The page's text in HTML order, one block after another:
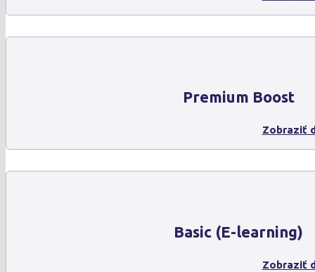
Premium Boost
Zobraziť
Basic (E-learning)
Zobraziť